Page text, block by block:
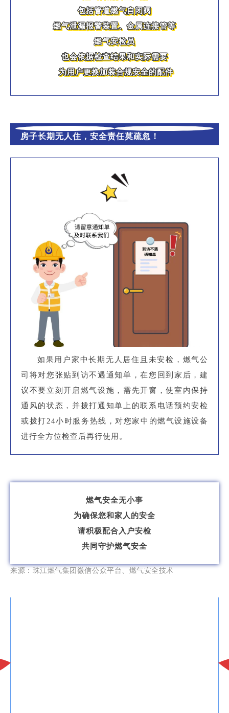
包括管道燃气自闭阀
燃气泄漏报警装置、金属连接管等
燃气安检员
也会依据检查结果和实际需要
为用户更换加装合规安全的配件
房子长期无人住，安全责任莫疏忽！
如果用户家中长期无人居住且未安检，燃气公
司将对您张贴到访不遇通知单，在您回到家后，建
议不要立刻开启燃气设施，需先开窗，使室内保持
通风的状态，并拨打通知单上的联系电话预约安检
或拨打24小时服务热线，对您家中的燃气设施设备
进行全方位检查后再行使用。
燃气安全无小事
为确保您和家人的安全
请积极配合入户安检
共同守护燃气安全
来源：珠江燃气集团微信公众平台、燃气安全技术